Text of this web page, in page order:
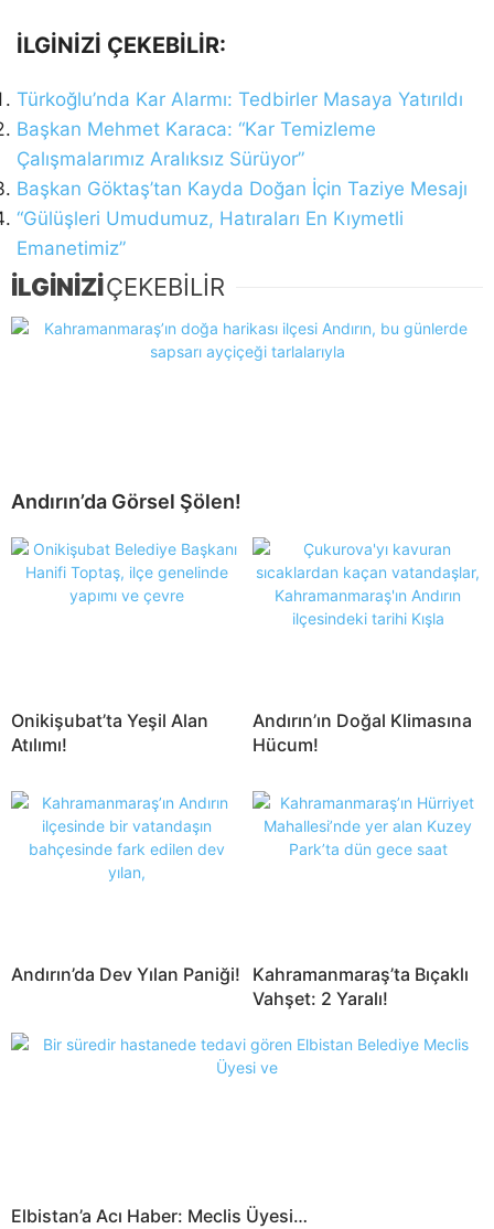
İLGİNİZİ ÇEKEBİLİR:
Türkoğlu’nda Kar Alarmı: Tedbirler Masaya Yatırıldı
Başkan Mehmet Karaca: “Kar Temizleme
Çalışmalarımız Aralıksız Sürüyor”
Başkan Göktaş’tan Kayda Doğan İçin Taziye Mesajı
“Gülüşleri Umudumuz, Hatıraları En Kıymetli
Emanetimiz”
İLGİNİZİÇEKEBİLİR
Andırın’da Görsel Şölen!
Onikişubat’ta Yeşil Alan
Atılımı!
Andırın’ın Doğal Klimasına
Hücum!
Andırın’da Dev Yılan Paniği!
Kahramanmaraş’ta Bıçaklı
Vahşet: 2 Yaralı!
Elbistan’a Acı Haber: Meclis Üyesi…